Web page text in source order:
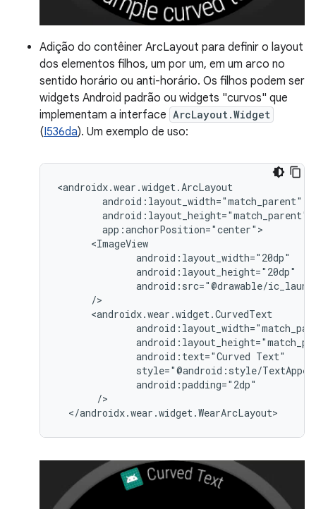
Adição do contêiner ArcLayout para definir o layout
dos elementos filhos, um por um, em um arco no
sentido horário ou anti-horário. Os filhos podem ser
widgets Android padrão ou widgets "curvos" que
implementam a interface ArcLayout.Widget
(I536da). Um exemplo de uso:
android:text="Curved